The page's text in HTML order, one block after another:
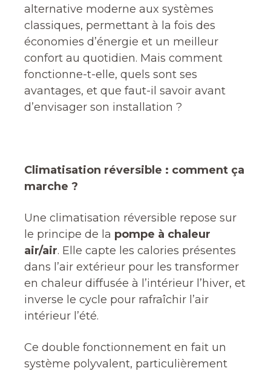
alternative moderne aux systèmes
classiques, permettant à la fois des
économies d’énergie et un meilleur
confort au quotidien. Mais comment
fonctionne-t-elle, quels sont ses
avantages, et que faut-il savoir avant
d’envisager son installation ?
Climatisation réversible : comment ça
marche ?
Une climatisation réversible repose sur
le principe de la pompe à chaleur
air/air. Elle capte les calories présentes
dans l’air extérieur pour les transformer
en chaleur diffusée à l’intérieur l’hiver, et
inverse le cycle pour rafraîchir l’air
intérieur l’été.
Ce double fonctionnement en fait un
système polyvalent, particulièrement